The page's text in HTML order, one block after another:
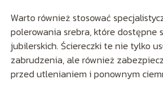
Warto również stosować
polerowania srebra, które dostępne
jubilerskich. Ściereczki te nie tylko
zabrudzenia, ale również
przed utlenianiem i ponownym